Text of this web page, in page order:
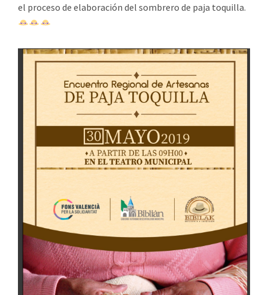
el proceso de elaboración del sombrero de paja toquilla.